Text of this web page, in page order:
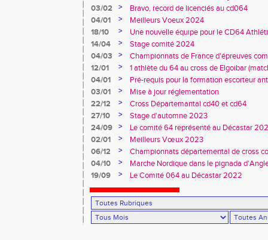
03/02
>
Bravo, record de licenciés au cd064
04/01
>
Meilleurs Voeux 2024
18/10
>
Une nouvelle équipe pour le CD64
14/04
>
Stage comité 2024
04/03
>
Championnats de France d'épreuves
Duler titré
12/01 >
1 athlète du 64 au cross de Elgoibar
04/01
>
Pré-requis pour la formation escorteur
03/01
>
Mise à jour réglementation
22/12
>
Cross Départemantal cd40 et cd64
27/10
>
Stage d'automne 2023
24/09
>
Le comité 64 représenté au Décastar
02/01
>
Meilleurs Vœux 2023
06/12
>
Championnats départemental de cross
04/10
>
Marche Nordique dans le pignada
19/09
> Le Comité 064 au Décastar 2022